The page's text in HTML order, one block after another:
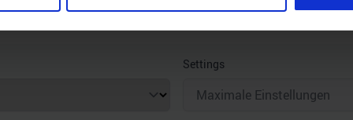
zu analysieren. Außerdem geben wir Informationen zu
Medien, Werbung und Analysen weiter. Unsere Partner
Settings